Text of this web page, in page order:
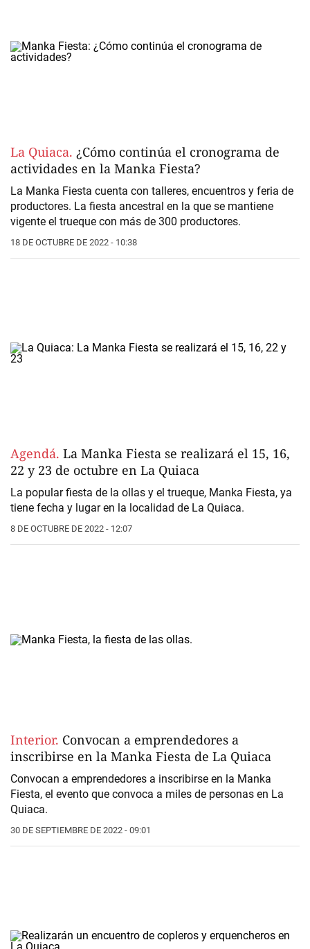
La Quiaca. ¿Cómo continúa el cronograma de
actividades en la Manka Fiesta?
La Manka Fiesta cuenta con talleres, encuentros y feria de
productores. La fiesta ancestral en la que se mantiene
vigente el trueque con más de 300 productores.
18 DE OCTUBRE DE 2022 - 10:38
Agendá. La Manka Fiesta se realizará el 15, 16,
22 y 23 de octubre en La Quiaca
La popular fiesta de la ollas y el trueque, Manka Fiesta, ya
tiene fecha y lugar en la localidad de La Quiaca.
8 DE OCTUBRE DE 2022 - 12:07
Interior. Convocan a emprendedores a
inscribirse en la Manka Fiesta de La Quiaca
Convocan a emprendedores a inscribirse en la Manka
Fiesta, el evento que convoca a miles de personas en La
Quiaca.
30 DE SEPTIEMBRE DE 2022 - 09:01